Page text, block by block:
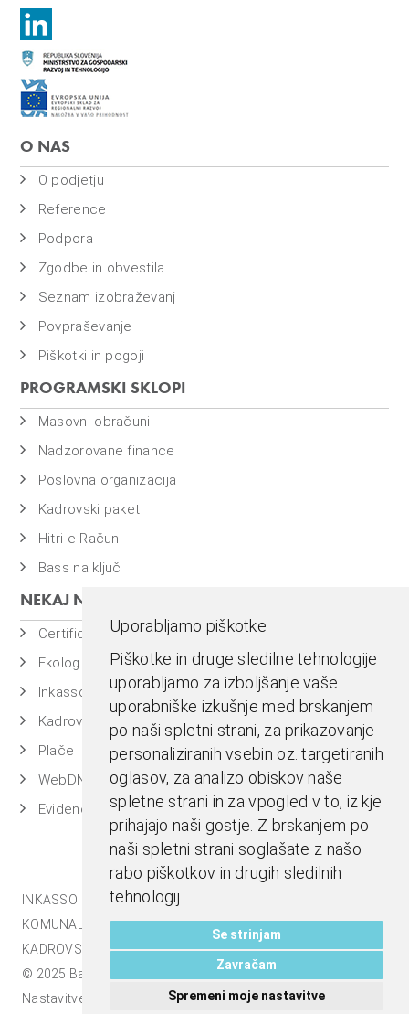
Uporabljamo piškotke
Piškotke in druge sledilne tehnologije
uporabljamo za izboljšanje vaše
uporabniške izkušnje med brskanjem
po naši spletni strani, za prikazovanje
personaliziranih vsebin oz. targetiranih
oglasov, za analizo obiskov naše
spletne strani in za vpogled v to, iz kje
prihajajo naši gostje. Z brskanjem po
naši spletni strani soglašate z našo
rabo piškotkov in drugih sledilnih
tehnologij.
Se strinjam
Zavračam
Spremeni moje nastavitve
O NAS
O podjetju
Reference
Podpora
Zgodbe in obvestila
Seznam izobraževanj
Povpraševanje
Piškotki in pogoji
PROGRAMSKI SKLOPI
Masovni obračuni
Nadzorovane finance
Poslovna organizacija
Kadrovski paket
Hitri e-Računi
Bass na ključ
NEKAJ NAŠIH PROGRAMOV
Certificiran BASSDMS
Ekolog
Inkasso
Kadrovska evidenca
Plače
WebDN
Evidenca časa
INKASSO | EKOLOG |
KOMUNALA.INFO |
E-RAČUNI |
BASSDMS |
KADROVSKI PAKET |
© 2025 Bass d.o.o., Celje. Vse pravice pridržane |
Nastavitve piškotkov